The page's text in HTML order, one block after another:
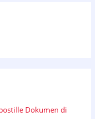
Dokumen di